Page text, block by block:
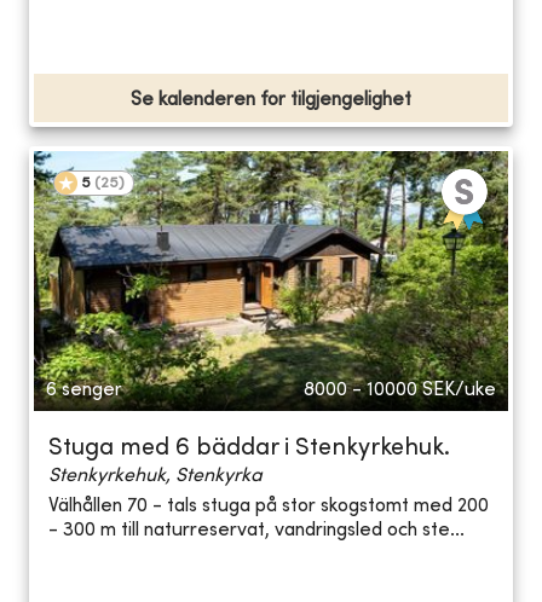
Se kalenderen for tilgjengelighet
5 (25)
6 senger 8000 - 10000 SEK/uke
Stuga med 6 bäddar i Stenkyrkehuk.
Stenkyrkehuk, Stenkyrka
Välhållen 70 - tals stuga på stor skogstomt med 200
- 300 m till naturreservat, vandringsled och ste...